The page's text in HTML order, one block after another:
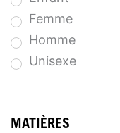
Femme
Homme
Unisexe
MATIÈRES